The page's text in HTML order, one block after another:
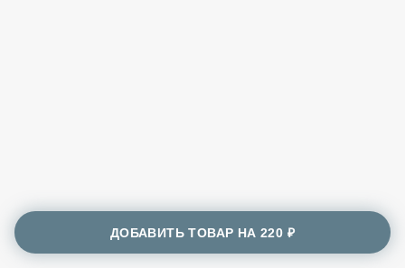
ДОБАВИТЬ ТОВАР НА220 ₽